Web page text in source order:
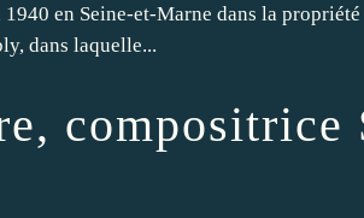
en Seine-et-Marne dans la propriété
dans laquelle...
compositrice